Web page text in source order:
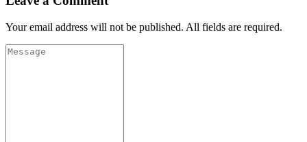
Your email address will not be published. All fields are required.